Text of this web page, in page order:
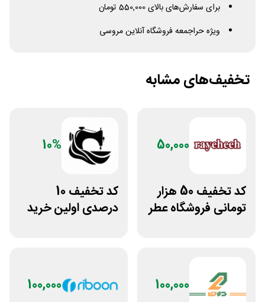
برای سفارش‌های بالای 550,000 تومان
ویژه حراجمعه فروشگاه آنلاین مروسی
تخفیف‌های مشابه
50,000
کد تخفیف 50 هزار
تومانی فروشگاه عطر
10%
کد تخفیف 10
درصدی اولین خرید
100,000
100,000